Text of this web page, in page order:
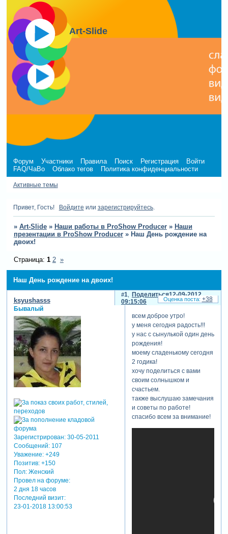
Art-Slide
Форум Участники Правила Поиск Регистрация
Войти
FAQ/ЧаВо
Облако тегов Политика конфиденциальности
Активные темы
Привет, Гость! Войдите или зарегистрируйтесь.
» Art-Slide » Наши работы в ProShow Producer » Наши
презентации в ProShow Producer » Наш День рождение на
двоих!
Наш День рождение на двоих!
Страница: 1 2 »
Поделиться
1
12-09-2012
09:15:06
ksyushasss
Бывалый
Зарегистрирован: 30-05-2011
Сообщений:107
Уважение: +249
Позитив: +150
Пол:Женский
Провел на форуме:
2 дня 18 часов
Последний визит:
23-01-2018 13:00:53
всем доброе утро!
у меня сегодня радость!!!
у нас с сынулькой один день
рождения!
моему сладенькому сегодня
2 годика!
хочу поделиться с вами
своим солнышком и
счастьем.
также выслушаю замечания
и советы по работе!
спасибо всем за внимание!
+38